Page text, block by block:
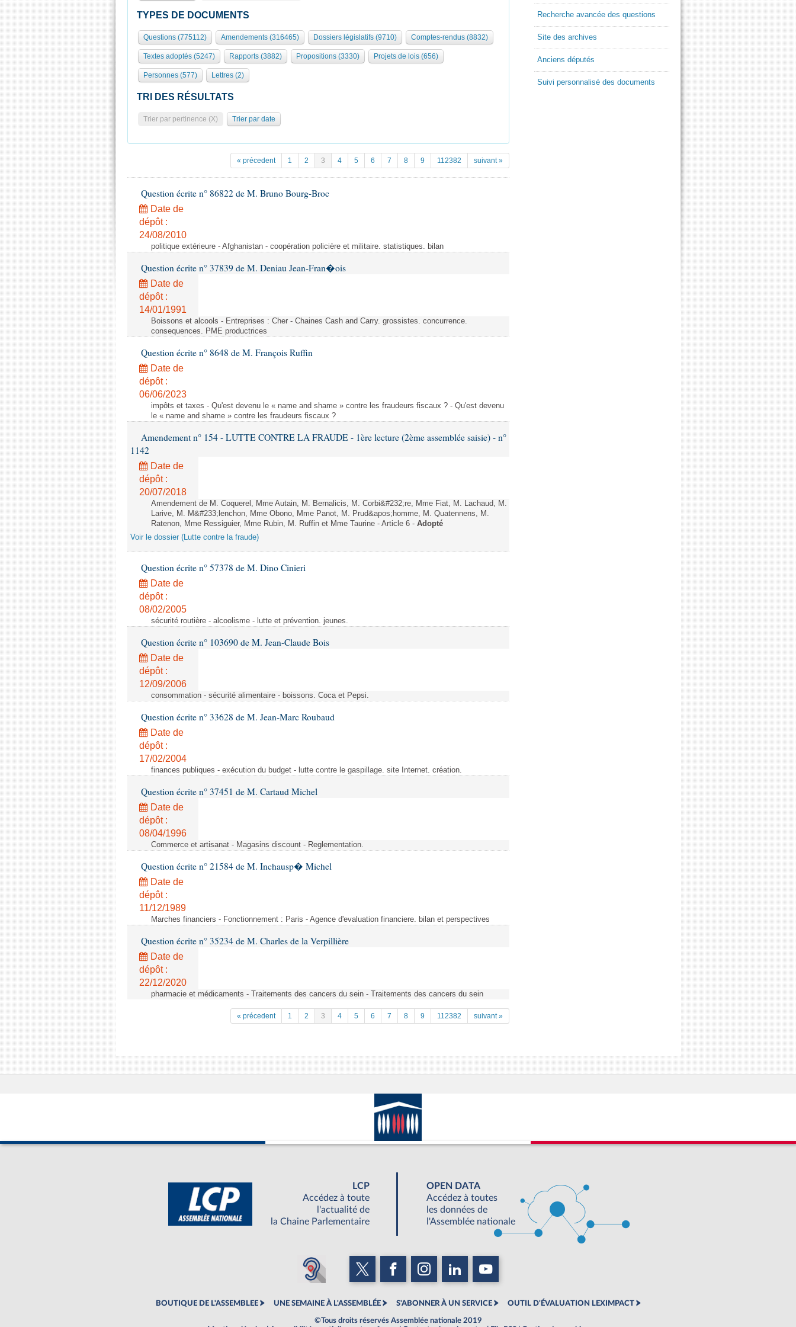
TYPES DE DOCUMENTS
Questions (775112) Amendements (316465) Dossiers législatifs (9710) Comptes-rendus (8832)
Textes adoptés (5247) Rapports (3882) Propositions (3330) Projets de lois (656)
Personnes (577) Lettres (2)
TRI DES RÉSULTATS
Trier par pertinence (X) Trier par date
« précedent 1 2 3 4 5 6 7 8 9 112382 suivant »
Question écrite n° 86822 de M. Bruno Bourg-Broc
Date de
dépôt :
24/08/2010
politique extérieure - Afghanistan - coopération policière et militaire. statistiques. bilan
Question écrite n° 37839 de M. Deniau Jean-Fran�ois
Date de
dépôt :
14/01/1991
Boissons et alcools - Entreprises : Cher - Chaines Cash and Carry. grossistes. concurrence.
consequences. PME productrices
Question écrite n° 8648 de M. François Ruffin
Date de
dépôt :
06/06/2023
impôts et taxes - Qu'est devenu le « name and shame » contre les fraudeurs fiscaux ? - Qu'est devenu
le « name and shame » contre les fraudeurs fiscaux ?
Amendement n° 154 - LUTTE CONTRE LA FRAUDE - 1ère lecture (2ème assemblée saisie) - n°
1142
Date de
dépôt :
20/07/2018
Amendement de M. Coquerel, Mme Autain, M. Bernalicis, M. Corbi&#232;re, Mme Fiat, M. Lachaud, M.
Larive, M. M&#233;lenchon, Mme Obono, Mme Panot, M. Prud&apos;homme, M. Quatennens, M.
Ratenon, Mme Ressiguier, Mme Rubin, M. Ruffin et Mme Taurine - Article 6 - Adopté
Voir le dossier (Lutte contre la fraude)
Question écrite n° 57378 de M. Dino Cinieri
Date de
dépôt :
08/02/2005
sécurité routière - alcoolisme - lutte et prévention. jeunes.
Question écrite n° 103690 de M. Jean-Claude Bois
Date de
dépôt :
12/09/2006
consommation - sécurité alimentaire - boissons. Coca et Pepsi.
Question écrite n° 33628 de M. Jean-Marc Roubaud
Date de
dépôt :
17/02/2004
finances publiques - exécution du budget - lutte contre le gaspillage. site Internet. création.
Question écrite n° 37451 de M. Cartaud Michel
Date de
dépôt :
08/04/1996
Commerce et artisanat - Magasins discount - Reglementation.
Question écrite n° 21584 de M. Inchausp� Michel
Date de
dépôt :
11/12/1989
Marches financiers - Fonctionnement : Paris - Agence d'evaluation financiere. bilan et perspectives
Question écrite n° 35234 de M. Charles de la Verpillière
Date de
dépôt :
22/12/2020
pharmacie et médicaments - Traitements des cancers du sein - Traitements des cancers du sein
« précedent 1 2 3 4 5 6 7 8 9 112382 suivant »
Recherche avancée des questions
Site des archives
Anciens députés
Suivi personnalisé des documents
LCP
Accédez à toute
l'actualité de
la Chaine Parlementaire
OPEN DATA
Accédez à toutes
les données de
l'Assemblée nationale
BOUTIQUE DE L'ASSEMBLEE UNE SEMAINE À L'ASSEMBLÉE S'ABONNER À UN SERVICE OUTIL D'ÉVALUATION LEXIMPACT
©Tous droits réservés Assemblée nationale 2019